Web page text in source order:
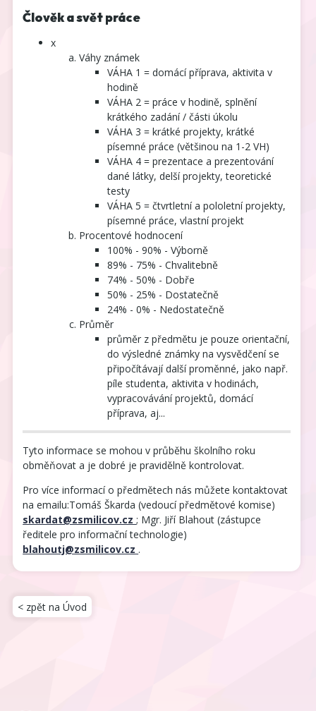
Člověk a svět práce
x
Váhy známek
VÁHA 1 = domácí příprava, aktivita v
hodině
VÁHA 2 = práce v hodině, splnění
krátkého zadání / části úkolu
VÁHA 3 = krátké projekty, krátké
písemné práce (většinou na 1-2 VH)
VÁHA 4 = prezentace a prezentování
dané látky, delší projekty, teoretické
testy
VÁHA 5 = čtvrtletní a pololetní projekty,
písemné práce, vlastní projekt
Procentové hodnocení
100% - 90% - Výborně
89% - 75% - Chvalitebně
74% - 50% - Dobře
50% - 25% - Dostatečně
24% - 0% - Nedostatečně
Průměr
průměr z předmětu je pouze orientační,
do výsledné známky na vysvědčení se
připočítávají další proměnné, jako např.
píle studenta, aktivita v hodinách,
vypracovávání projektů, domácí
příprava, aj...
Tyto informace se mohou v průběhu školního roku
obměňovat a je dobré je pravidělně kontrolovat.
Pro více informací o předmětech nás můžete kontaktovat
na emailu:Tomáš Škarda (vedoucí předmětové komise)
skardat@zsmilicov.cz; Mgr. Jiří Blahout (zástupce
ředitele pro informační technologie)
blahoutj@zsmilicov.cz .
< zpět na Úvod